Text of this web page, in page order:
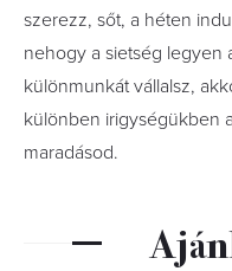
szerezz, sőt, a héten
nehogy a sietség legyen
különmunkát vállalsz,
különben irigységükben
maradásod.